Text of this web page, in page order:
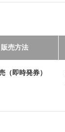
販売方法
（即時発券）